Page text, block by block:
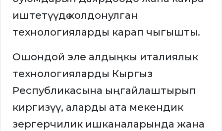
иштетүүдө колдонулган
технологияларды карап чыгышты.
Ошондой эле алдыңкы италиялык
технологияларды Кыргыз
Республикасына ыңгайлаштырып
киргизүү, аларды ата мекендик
зергерчилик ишканаларында жана